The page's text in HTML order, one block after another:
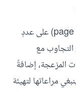
يعتمد تحديث تجربة الصفحة (page experience) على عددٍ
مع
المزعجة، إضافةً
مراعاتها لتهيئة